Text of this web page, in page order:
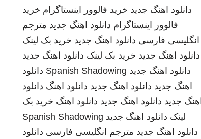
دانلود اهنگ جدید خرید فالوور اینستاگرام خرید
فالوور اینستاگرام دانلود اهنگ جدید مترجم
انگلیسی فارسی دانلود اهنگ جدید خرید بک لینک
دانلود اهنگ جدید خرید بک لینک دانلود اهنگ جدید
دانلود اهنگ جدید Spanish Shadowing دانلود
اهنگ جدید دانلود اهنگ جدید دانلود اهنگ دانلود
اهنگ جدید دانلود اهنگ جدید دانلود اهنگ خرید بک
لینک دانلود اهنگ جدید Spanish Shadowing
دانلود اهنگ جدید مترجم انگلیسی فارسی دانلود